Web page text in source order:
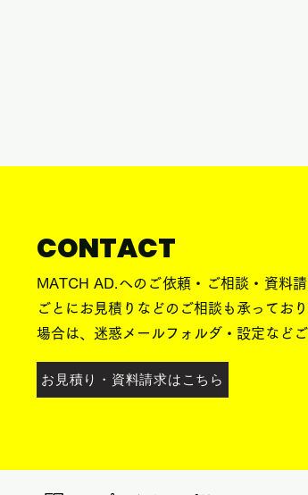
CONTACT
MATCH AD.へのご依頼・ご相談・資料
ごとにお見積りなどのご相談も承ってお
場合は、迷惑メールフォルダ・設定など
お見積り・資料請求はこちら